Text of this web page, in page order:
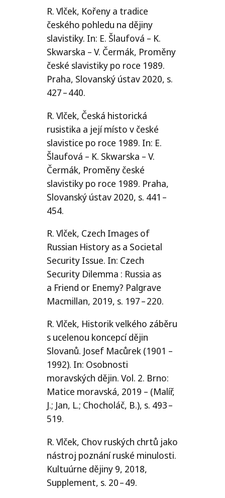
R. Vlček, Kořeny a tradice
českého pohledu na dějiny
slavistiky. In: E. Šlaufová – K.
Skwarska – V. Čermák, Proměny
české slavistiky po roce 1989.
Praha, Slovanský ústav 2020, s.
427 – 440.
R. Vlček, Česká historická
rusistika a její místo v české
slavistice po roce 1989. In: E.
Šlaufová – K. Skwarska – V.
Čermák, Proměny české
slavistiky po roce 1989. Praha,
Slovanský ústav 2020, s. 441 –
454.
R. Vlček, Czech Images of
Russian History as a Societal
Security Issue. In: Czech
Security Dilemma : Russia as
a Friend or Enemy? Palgrave
Macmillan, 2019, s. 197 – 220.
R. Vlček, Historik velkého záběru
s ucelenou koncepcí dějin
Slovanů. Josef Macůrek (1901 –
1992). In: Osobnosti
moravských dějin. Vol. 2. Brno:
Matice moravská, 2019 – (Malíř,
J.; Jan, L.; Chocholáč, B.), s. 493 –
519.
R. Vlček, Chov ruských chrtů jako
nástroj poznání ruské minulosti.
Kultuúrne dějiny 9, 2018,
Supplement, s. 20 – 49.